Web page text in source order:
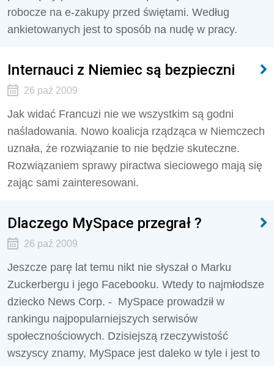
robocze na e-zakupy przed świętami. Według
ankietowanych jest to sposób na nudę w pracy.
Internauci z Niemiec są bezpieczni
26 paź 2009
Jak widać Francuzi nie we wszystkim są godni
naśladowania. Nowo koalicja rządząca w Niemczech
uznała, że rozwiązanie to nie będzie skuteczne.
Rozwiązaniem sprawy piractwa sieciowego mają się
zając sami zainteresowani.
Dlaczego MySpace przegrał ?
26 paź 2009
Jeszcze parę lat temu nikt nie słyszał o Marku
Zuckerbergu i jego Facebooku. Wtedy to najmłodsze
dziecko News Corp. - MySpace prowadził w
rankingu najpopularniejszych serwisów
społecznościowych. Dzisiejszą rzeczywistość
wszyscy znamy, MySpace jest daleko w tyle i jest to